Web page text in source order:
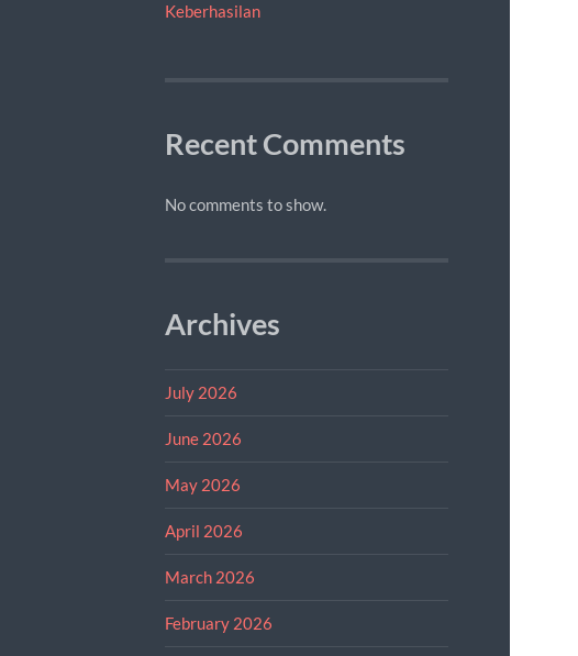
Keberhasilan
Recent Comments
No comments to show.
Archives
July 2026
June 2026
May 2026
April 2026
March 2026
February 2026